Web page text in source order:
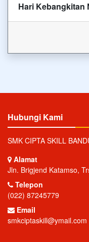
Hari Kebangkitan
Hubungi Kami
SMK CIPTA SKILL
Alamat
Jln. Brigjend Katamso,
Telepon
(022) 87245779
Email
smkciptaskill@ymail.com